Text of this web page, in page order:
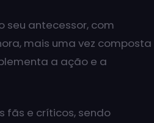
seu antecessor, com
mais uma vez composta
a ação e a
fãs e críticos, sendo